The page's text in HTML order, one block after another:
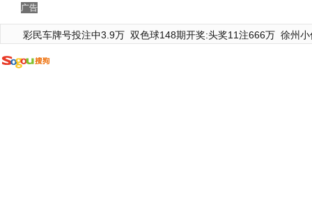
广告
彩民车牌号投注中3.9万 双色球148期开奖:头奖11注666万 徐州